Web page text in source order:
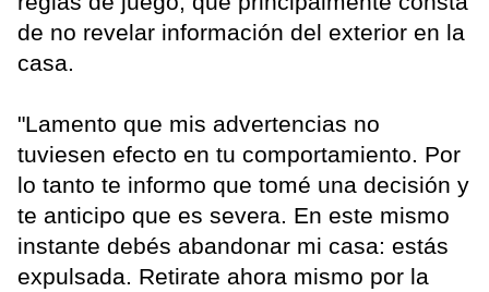
de no revelar información del exterior en la
casa.
"Lamento que mis advertencias no
tuviesen efecto en tu comportamiento. Por
lo tanto te informo que tomé una decisión y
te anticipo que es severa. En este mismo
instante debés abandonar mi casa: estás
expulsada. Retirate ahora mismo por la